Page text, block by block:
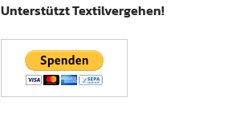
Unterstützt Textilvergehen!